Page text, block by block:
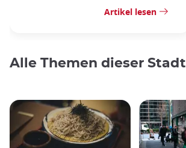
Artikel lesen
Alle Themen dieser Stadt